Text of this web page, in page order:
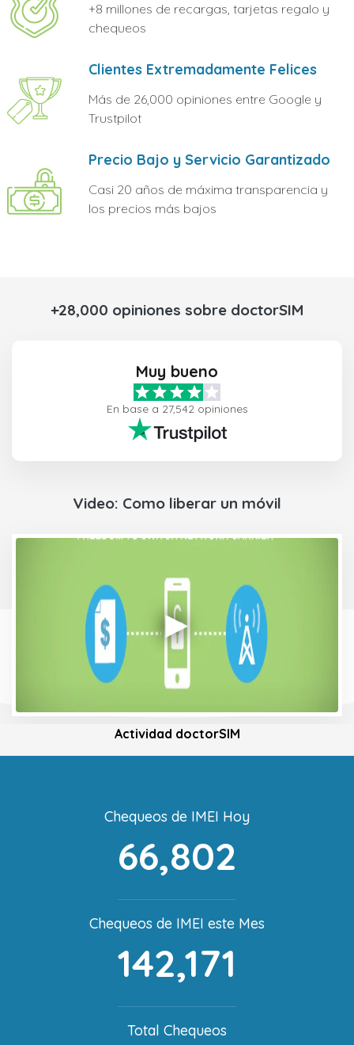
+8 millones de recargas, tarjetas regalo y
chequeos
Clientes Extremadamente Felices
Más de 26,000 opiniones entre Google y
Trustpilot
Precio Bajo y Servicio Garantizado
Casi 20 años de máxima transparencia y
los precios más bajos
+28,000 opiniones sobre doctorSIM
Muy bueno
En base a 27,542 opiniones
Video: Como liberar un móvil
Actividad doctorSIM
Chequeos de IMEI Hoy
66,802
Chequeos de IMEI este Mes
142,171
Total Chequeos